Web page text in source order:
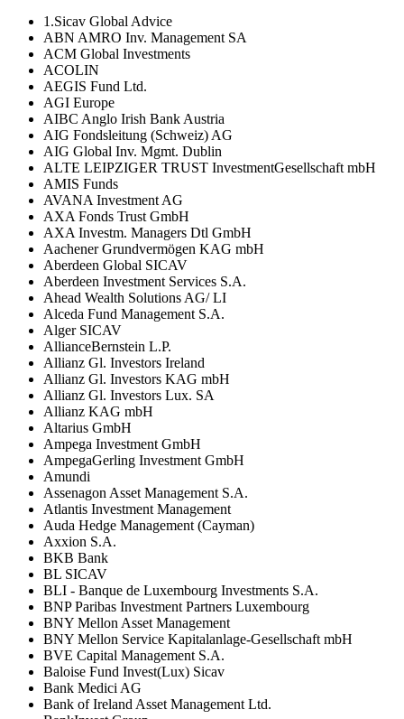
1.Sicav Global Advice
ABN AMRO Inv. Management SA
ACM Global Investments
ACOLIN
AEGIS Fund Ltd.
AGI Europe
AIBC Anglo Irish Bank Austria
AIG Fondsleitung (Schweiz) AG
AIG Global Inv. Mgmt. Dublin
ALTE LEIPZIGER TRUST InvestmentGesellschaft mbH
AMIS Funds
AVANA Investment AG
AXA Fonds Trust GmbH
AXA Investm. Managers Dtl GmbH
Aachener Grundvermögen KAG mbH
Aberdeen Global SICAV
Aberdeen Investment Services S.A.
Ahead Wealth Solutions AG/ LI
Alceda Fund Management S.A.
Alger SICAV
AllianceBernstein L.P.
Allianz Gl. Investors Ireland
Allianz Gl. Investors KAG mbH
Allianz Gl. Investors Lux. SA
Allianz KAG mbH
Altarius GmbH
Ampega Investment GmbH
AmpegaGerling Investment GmbH
Amundi
Assenagon Asset Management S.A.
Atlantis Investment Management
Auda Hedge Management (Cayman)
Axxion S.A.
BKB Bank
BL SICAV
BLI - Banque de Luxembourg Investments S.A.
BNP Paribas Investment Partners Luxembourg
BNY Mellon Asset Management
BNY Mellon Service Kapitalanlage-Gesellschaft mbH
BVE Capital Management S.A.
Baloise Fund Invest(Lux) Sicav
Bank Medici AG
Bank of Ireland Asset Management Ltd.